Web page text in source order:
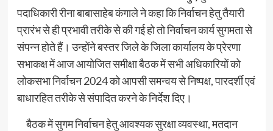
पदाधिकारी रीना बाबासाहेब कंगाले ने कहा कि निर्वाचन हेतु तैयारी
प्रारंभ से ही प्रभावी तरीके से की गई हो तो निर्वाचन कार्य सुगमता से
संपन्न होते हैं। उन्होंने बस्तर जिले के जिला कार्यालय के प्रेरणा
सभाकक्ष में आज आयोजित समीक्षा बैठक में सभी अधिकारियों को
लोकसभा निर्वाचन 2024 को आपसी समन्वय से निष्पक्ष, पारदर्शी एवं
बाधारहित तरीके से संपादित करने के निर्देश दिए।
बैठक में सुगम निर्वाचन हेतु आवश्यक सुरक्षा व्यवस्था, मतदान